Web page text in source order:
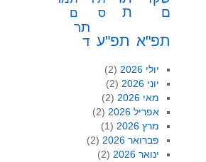
ם
ת
ס
ם
תפ"א תפ"ע
תר
ד
יולי 2026
(2)
יוני 2026
(2)
מאי 2026
(2)
אפריל 2026
(2)
מרץ 2026
(1)
פברואר 2026
(2)
ינואר 2026
(2)